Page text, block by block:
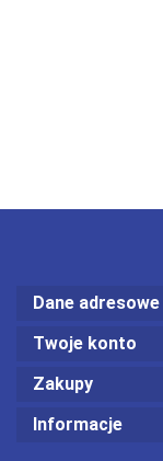
Dane adresowe
Twoje konto
Zakupy
Informacje